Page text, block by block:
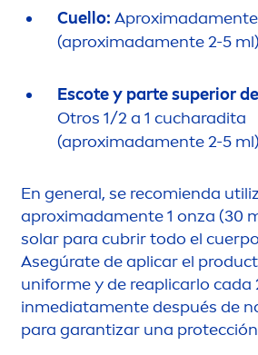
Cuello: Aproximadamen
(aproximadamente 2-5
Escote y parte superior
Otros 1/2 a 1 cucharadita
(aproximadamente 2-5
En general, se recomienda
aproximadamente 1 onza (30
solar para cubrir todo el
Asegúrate de aplicar el
uniforme y de reaplicarlo cada
inmediatamente después de
para garantizar una